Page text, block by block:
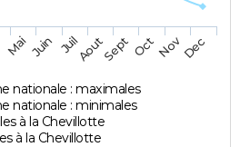
nationale : maximales
nationale : minimales
à la Chevillotte
à la Chevillotte
Mai Juin JuilAoutSept OctNovDec